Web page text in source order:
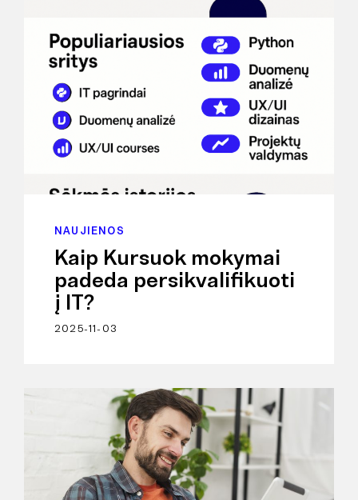
NAUJIENOS
Kaip Kursuok mokymai
padeda persikvalifikuoti
į IT?
2025-11-03